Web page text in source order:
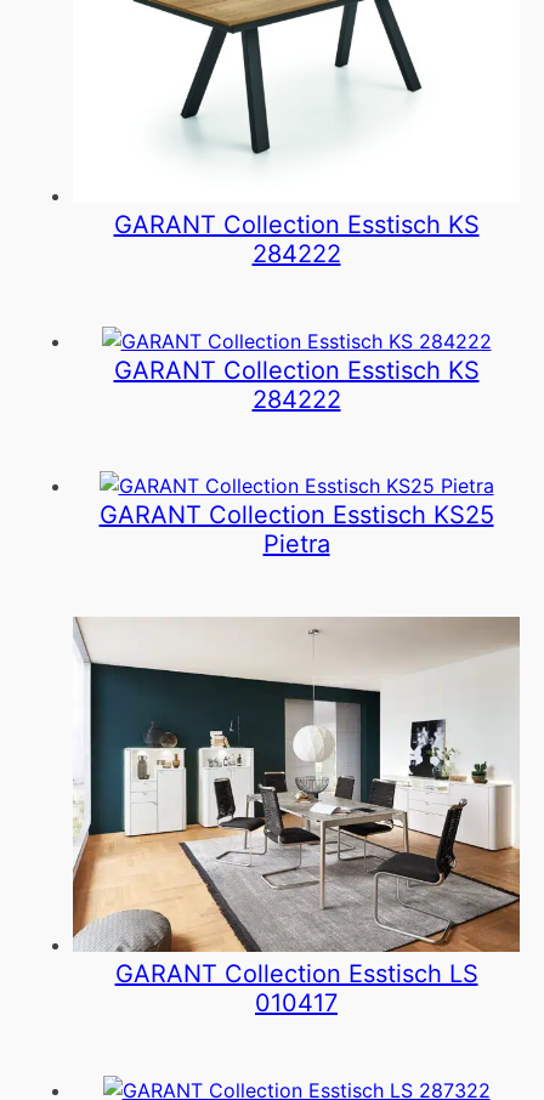
GARANT Collection Esstisch KS
284222
GARANT Collection Esstisch KS
284222
GARANT Collection Esstisch KS25
Pietra
GARANT Collection Esstisch LS
010417